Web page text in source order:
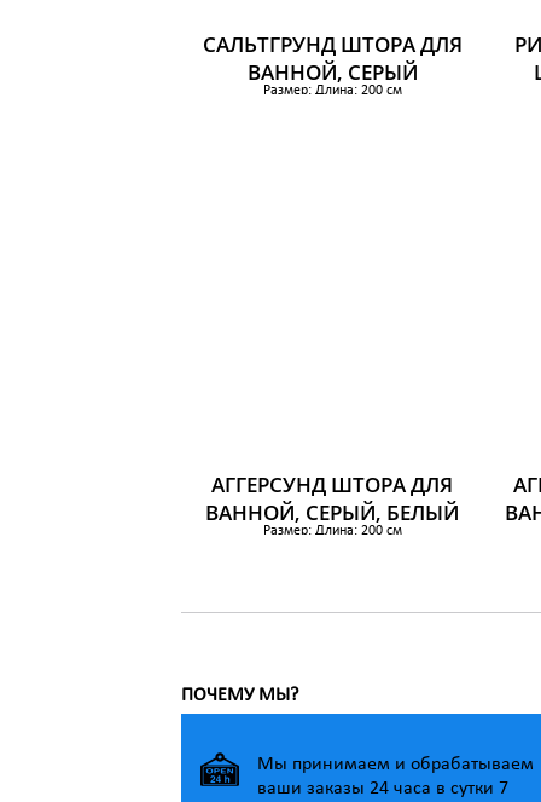
САЛЬТГРУНД ШТОРА ДЛЯ
ВАННОЙ, СЕРЫЙ
Размер: Длина: 200 см
АГГЕРСУНД ШТОРА ДЛЯ
ВАННОЙ, СЕРЫЙ, БЕЛЫЙ
Размер: Длина: 200 см
ПОЧЕМУ МЫ?
Мы принимаем и обрабатываем
ваши заказы 24 часа в сутки 7